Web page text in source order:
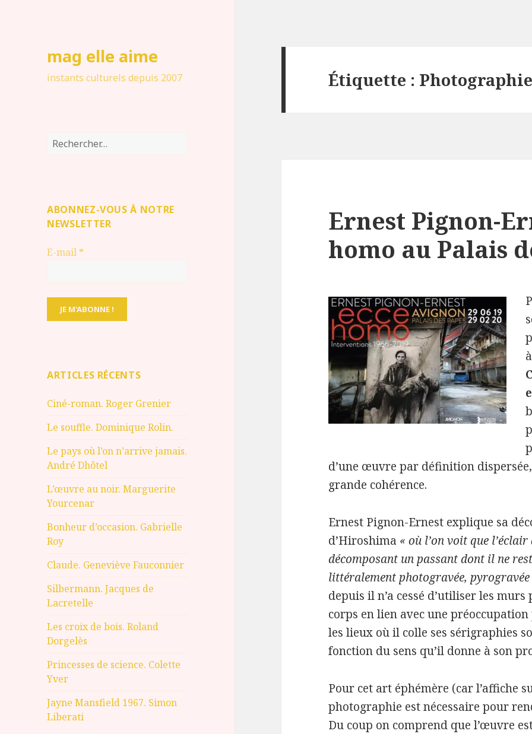
mag elle aime
instants culturels depuis 2007
Rechercher :
ABONNEZ-VOUS À NOTRE
NEWSLETTER
E-mail *
ARTICLES RÉCENTS
Ciné-roman. Roger Grenier
Le souffle. Dominique Rolin.
Le pays où l’on n’arrive jamais.
André Dhôtel
L’œuvre au noir. Marguerite
Yourcenar
Bonheur d’occasion. Gabrielle
Roy
Claude. Geneviève Fauconnier
Silbermann. Jacques de
Lacretelle
Les croix de bois. Roland
Dorgelès
Princesses de science. Colette
Yver
Jayne Mansfield 1967. Simon
Liberati
Étiquette : Photographie
Ernest Pignon-
homo au Palais
d’une œuvre par définition
grande cohérence.
Ernest Pignon-Ernest explique sa
d’Hiroshima « où l’on voit que
décomposant un passant dont il ne
littéralement photogravée,
depuis il n’a cessé d’utiliser les
corps en lien avec une
les lieux où il colle ses sérigraphies
fonction du sens qu’il donne à son
Pour cet art éphémère (car l’affiche
photographie est nécessaire pour
Du coup on comprend que l’œuvre